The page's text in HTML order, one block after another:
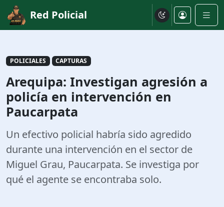
Red Policial
POLICIALES CAPTURAS
Arequipa: Investigan agresión a
policía en intervención en
Paucarpata
Un efectivo policial habría sido agredido
durante una intervención en el sector de
Miguel Grau, Paucarpata. Se investiga por
qué el agente se encontraba solo.